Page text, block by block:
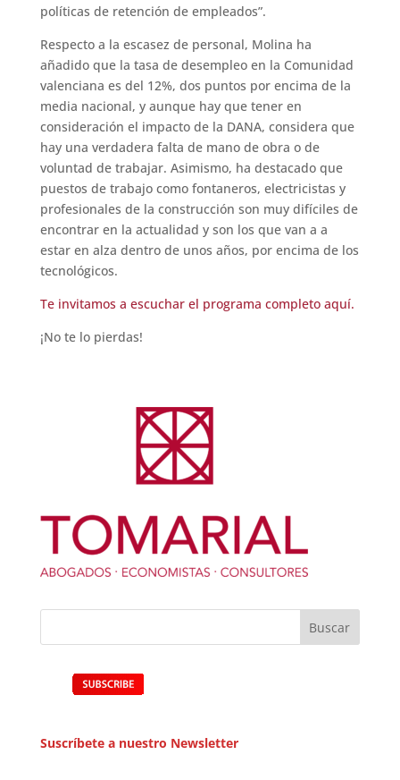
políticas de retención de empleados”.
Respecto a la escasez de personal, Molina ha
añadido que la tasa de desempleo en la Comunidad
valenciana es del 12%, dos puntos por encima de la
media nacional, y aunque hay que tener en
consideración el impacto de la DANA, considera que
hay una verdadera falta de mano de obra o de
voluntad de trabajar. Asimismo, ha destacado que
puestos de trabajo como fontaneros, electricistas y
profesionales de la construcción son muy difíciles de
encontrar en la actualidad y son los que van a a
estar en alza dentro de unos años, por encima de los
tecnológicos.
Te invitamos a escuchar el programa completo aquí.
¡No te lo pierdas!
Suscríbete a nuestro Newsletter